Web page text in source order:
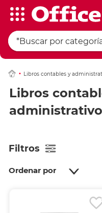
Libros contables y
Libros
Filtros
Ordenar por